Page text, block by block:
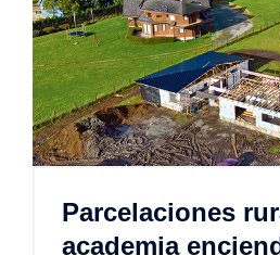
Parcelaciones
academia